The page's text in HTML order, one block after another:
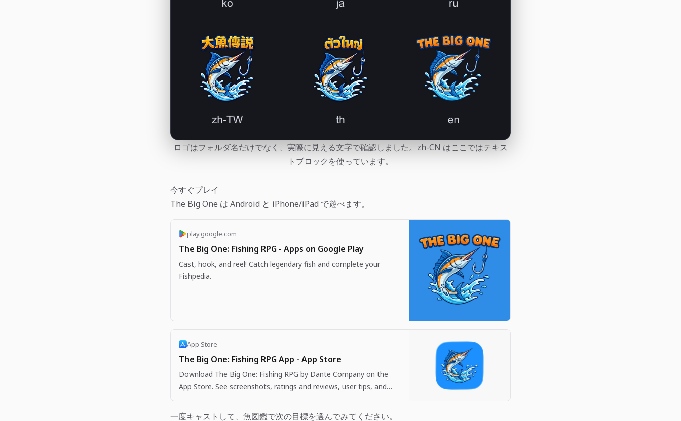
ロゴはフォルダ名だけでなく、実際に見える文字で確認しました。zh-CN はここではテキス
トブロックを使っています。
今すぐプレイ
The Big One は Android と iPhone/iPad で遊べます。
play.google.com
The Big One: Fishing RPG - Apps on Google Play
Cast, hook, and reel! Catch legendary fish and complete your
Fishpedia.
App Store
The Big One: Fishing RPG App - App Store
Download The Big One: Fishing RPG by Dante Company on the
App Store. See screenshots, ratings and reviews, user tips, and
一度キャストして、魚図鑑で次の目標を選んでみてください。